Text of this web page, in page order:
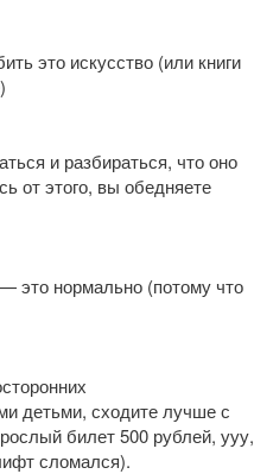
это искусство (или книги
и разбираться, что оно
от этого, вы обедняете
это нормально (потому что
детьми, сходите лучше с
билет 500 рублей, ууу,
сломался).